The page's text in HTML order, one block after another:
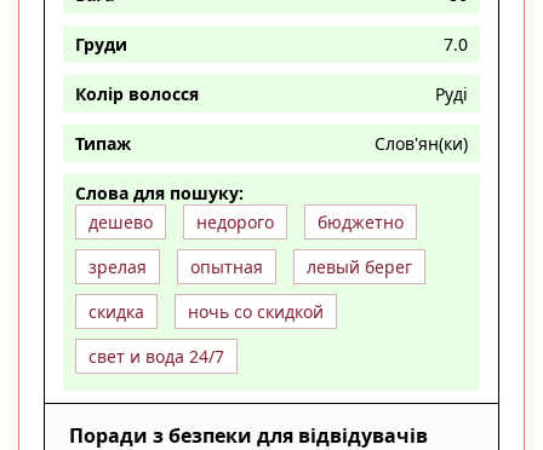
Груди 7.0
Колір волосся Руді
Типаж Слов'ян(ки)
Слова для пошуку:
дешево
недорого
бюджетно
зрелая
опытная
левый берег
скидка
ночь со скидкой
свет и вода 24/7
Поради з безпеки для відвідувачів